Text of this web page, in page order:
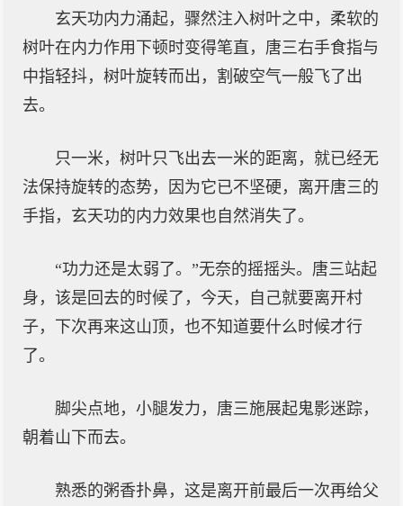
玄天功内力涌起，骤然注入树叶之中，柔软的
树叶在内力作用下顿时变得笔直，唐三右手食指与
中指轻抖，树叶旋转而出，割破空气一般飞了出
去。
只一米，树叶只飞出去一米的距离，就已经无
法保持旋转的态势，因为它已不坚硬，离开唐三的
手指，玄天功的内力效果也自然消失了。
“功力还是太弱了。”无奈的摇摇头。唐三站起
身，该是回去的时候了，今天，自己就要离开村
子，下次再来这山顶，也不知道要什么时候才行
了。
脚尖点地，小腿发力，唐三施展起鬼影迷踪，
朝着山下而去。
熟悉的粥香扑鼻，这是离开前最后一次再给父